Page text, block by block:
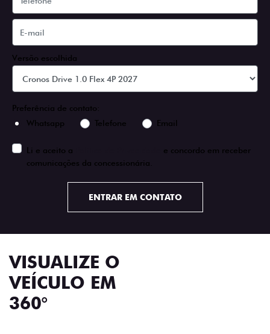
Versão escolhida
Preferência de contato:
Whatsapp
Telefone Email
Li e aceito a
e concordo em receber
comunicações da concessionária.
ENTRAR EM CONTATO
VISUALIZE O
VEÍCULO EM
360°